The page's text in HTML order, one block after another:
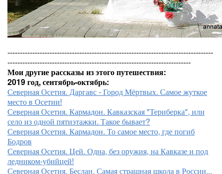
-----------------------------------------------------------------------------------
--------------------------------------------------------------------------
Мои другие рассказы из этого путешествия:
2019 год, сентябрь-октябрь:
Северная Осетия. Даргавс - Город Мёртвых. Самое жуткое
место в Осетии!
Северная Осетия. Кармадон. Кавказская "Териберка", или
село из одной пятиэтажки. Такое бывает?
Северная Осетия. Кармадон. То самое место, где погиб
Бодров
Северная Осетия. Цей. Одна, без оружия, на Кавказе и под
ледником-убийцей!
Северная Осетия. Беслан. Самая страшная школа в России...